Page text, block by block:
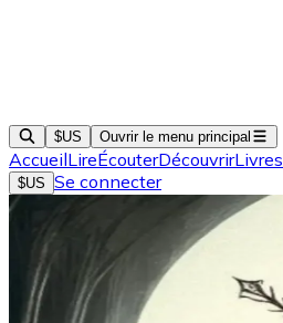
$US Ouvrir le menu principal
AccueilLireÉcouterDécouvrirLivres
$US Se connecter